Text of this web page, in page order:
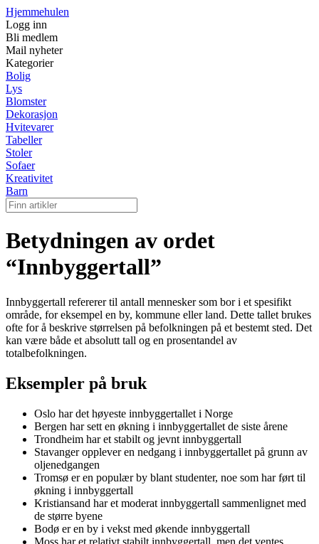
Hjemmehulen
Logg inn
Bli medlem
Mail nyheter
Kategorier
Bolig
Lys
Blomster
Dekorasjon
Hvitevarer
Tabeller
Stoler
Sofaer
Kreativitet
Barn
Betydningen av ordet
“Innbyggertall”
Innbyggertall refererer til antall mennesker som bor i et spesifikt
område, for eksempel en by, kommune eller land. Dette tallet brukes
ofte for å beskrive størrelsen på befolkningen på et bestemt sted. Det
kan være både et absolutt tall og en prosentandel av
totalbefolkningen.
Eksempler på bruk
Oslo har det høyeste innbyggertallet i Norge
Bergen har sett en økning i innbyggertallet de siste årene
Trondheim har et stabilt og jevnt innbyggertall
Stavanger opplever en nedgang i innbyggertallet på grunn av
oljenedgangen
Tromsø er en populær by blant studenter, noe som har ført til
økning i innbyggertall
Kristiansand har et moderat innbyggertall sammenlignet med
de større byene
Bodø er en by i vekst med økende innbyggertall
Moss har et relativt stabilt innbyggertall, men det ventes